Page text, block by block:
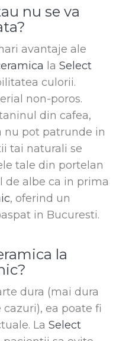
nu se va
avantaje ale
la Select
culorii.
non-poros.
din cafea,
nu pot patrunde in
tai naturali se
tale din portelan
de albe ca in prima
, oferind un
in Bucuresti.
la
dura (mai dura
ea poate fi
La Select